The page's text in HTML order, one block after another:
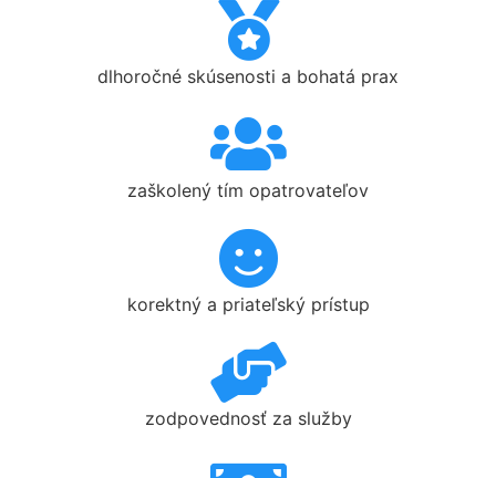
dlhoročné skúsenosti a bohatá prax
zaškolený tím opatrovateľov
korektný a priateľský prístup
zodpovednosť za služby